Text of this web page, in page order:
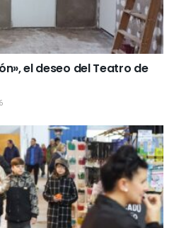
el deseo del Teatro de